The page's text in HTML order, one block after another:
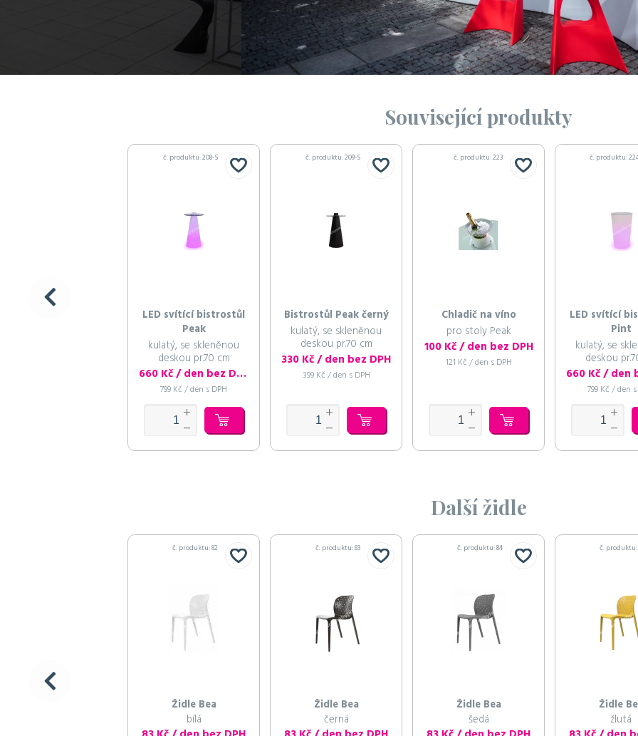
Související produkty
č. produktu: 208-S
LED svítící bistrostůl
Peak
kulatý, se skleněnou
deskou pr.70 cm
660 Kč / den bez DPH
799 Kč / den s DPH
č. produktu: 209-S
Bistrostůl Peak černý
kulatý, se skleněnou
deskou pr.70 cm
330 Kč / den bez DPH
399 Kč / den s DPH
č. produktu: 223
Chladič na víno
pro stoly Peak
100 Kč / den bez DPH
121 Kč / den s DPH
č. produktu:
LED svítící
Pint
kulatý, se
deskou
799 Kč / den
Další židle
č. produktu: 82
Židle Bea
bílá
č. produktu: 83
Židle Bea
černá
č. produktu: 84
Židle Bea
šedá
č. produktu:
Židle
žlutá